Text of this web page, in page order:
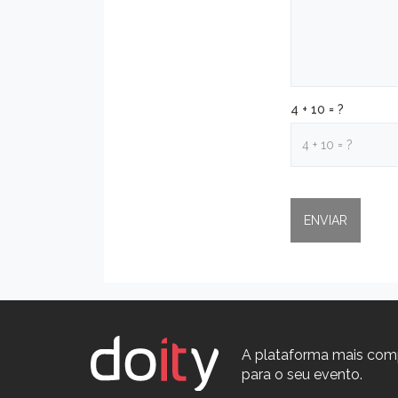
4 + 10 = ?
A plataforma mais
para o seu evento.